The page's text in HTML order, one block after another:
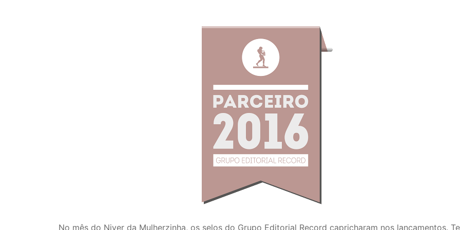
No mês do Niver da Mulherzinha, os selos do Grupo Editorial Record capricharam nos lançamentos.